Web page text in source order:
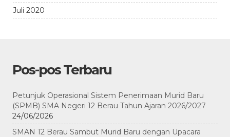
Juli 2020
Pos-pos Terbaru
Petunjuk Operasional Sistem Penerimaan Murid Baru
(SPMB) SMA Negeri 12 Berau Tahun Ajaran 2026/2027
24/06/2026
SMAN 12 Berau Sambut Murid Baru dengan Upacara